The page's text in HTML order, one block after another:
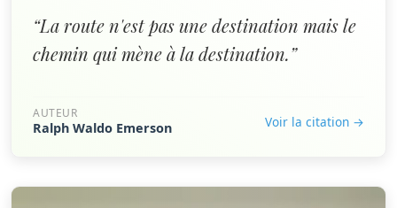
“La route n'est pas une destination mais le
chemin qui mène à la destination.”
AUTEUR
Ralph Waldo Emerson Voir la citation →